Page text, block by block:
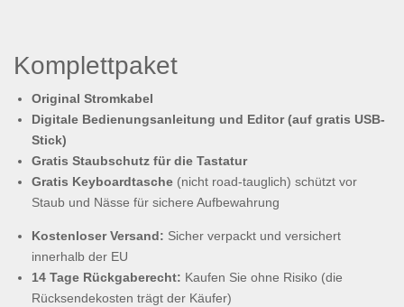
Komplettpaket
Original Stromkabel
Digitale Bedienungsanleitung und Editor (auf gratis USB-
Stick)
Gratis Staubschutz für die Tastatur
Gratis Keyboardtasche (nicht road-tauglich) schützt vor
Staub und Nässe für sichere Aufbewahrung
Kostenloser Versand: Sicher verpackt und versichert
innerhalb der EU
14 Tage Rückgaberecht: Kaufen Sie ohne Risiko (die
Rücksendekosten trägt der Käufer)